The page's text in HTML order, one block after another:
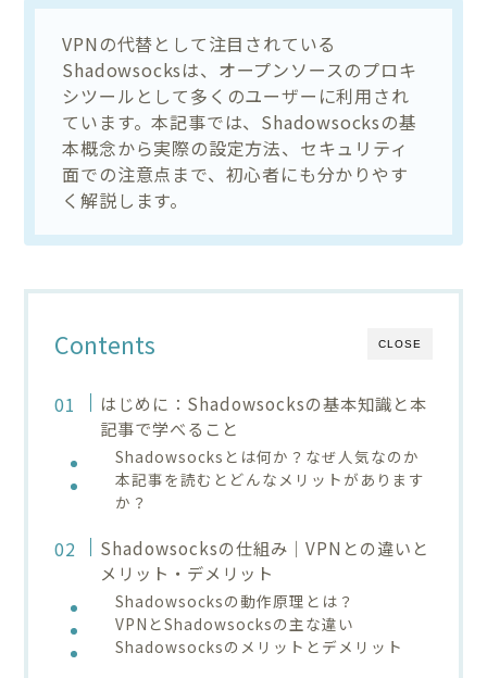
VPNの代替として注目されている
Shadowsocksは、オープンソースのプロキ
シツールとして多くのユーザーに利用され
ています。本記事では、Shadowsocksの基
本概念から実際の設定方法、セキュリティ
面での注意点まで、初心者にも分かりやす
く解説します。
CLOSE
Contents
はじめに：Shadowsocksの基本知識と本
記事で学べること
Shadowsocksとは何か？なぜ人気なのか
本記事を読むとどんなメリットがあります
か？
Shadowsocksの仕組み｜VPNとの違いと
メリット・デメリット
Shadowsocksの動作原理とは？
VPNとShadowsocksの主な違い
Shadowsocksのメリットとデメリット